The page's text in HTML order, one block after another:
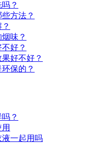
？
方法？
味？
好？
好不好？
保的？
？
一起用吗